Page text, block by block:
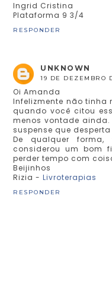
Ingrid Cristina
Plataforma 9 3/4
RESPONDER
UNKNOWN
19 DE DEZEMBRO
Oi Amanda
Infelizmente não tinha
quando você citou
menos vontade ainda.
suspense que
De qualquer
considerou um bom
perder tempo com
Beijinhos
Rizia -Livroterapias
RESPONDER